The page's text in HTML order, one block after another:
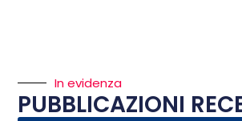
In evidenza
PUBBLICAZIONI